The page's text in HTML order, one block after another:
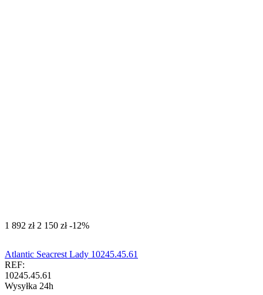
‍1 892‍ zł ‍2 150‍ zł -12%
Atlantic Seacrest Lady 10245.45.61
REF:
10245.45.61
Wysyłka 24h